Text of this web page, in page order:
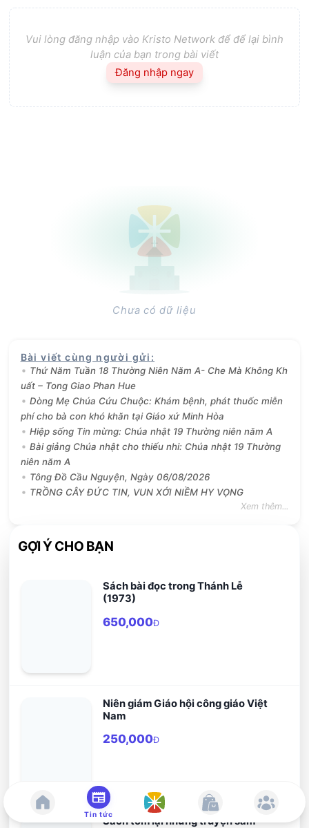
Vui lòng đăng nhập vào Kristo Network để để lại bình
luận của bạn trong bài viết
Đăng nhập ngay
Chưa có dữ liệu
Bài viết cùng người gửi :
Thứ Năm Tuần 18 Thường Niên Năm A- Che Mà Không Kh
uất – Tong Giao Phan Hue
Dòng Mẹ Chúa Cứu Chuộc: Khám bệnh, phát thuốc miễn
phí cho bà con khó khăn tại Giáo xứ Minh Hòa
Hiệp sống Tin mừng: Chúa nhật 19 Thường niên năm A
Bài giảng Chúa nhật cho thiếu nhi: Chúa nhật 19 Thường
niên năm A
Tông Đồ Cầu Nguyện, Ngày 06/08/2026
TRỒNG CÂY ĐỨC TIN, VUN XỚI NIỀM HY VỌNG
Xem thêm...
GỢI Ý CHO BẠN
Sách bài đọc trong Thánh Lễ
(1973)
650,000Đ
Niên giám Giáo hội công giáo Việt
Nam
250,000Đ
Sách tóm lại những truyện sấm
Tin tức